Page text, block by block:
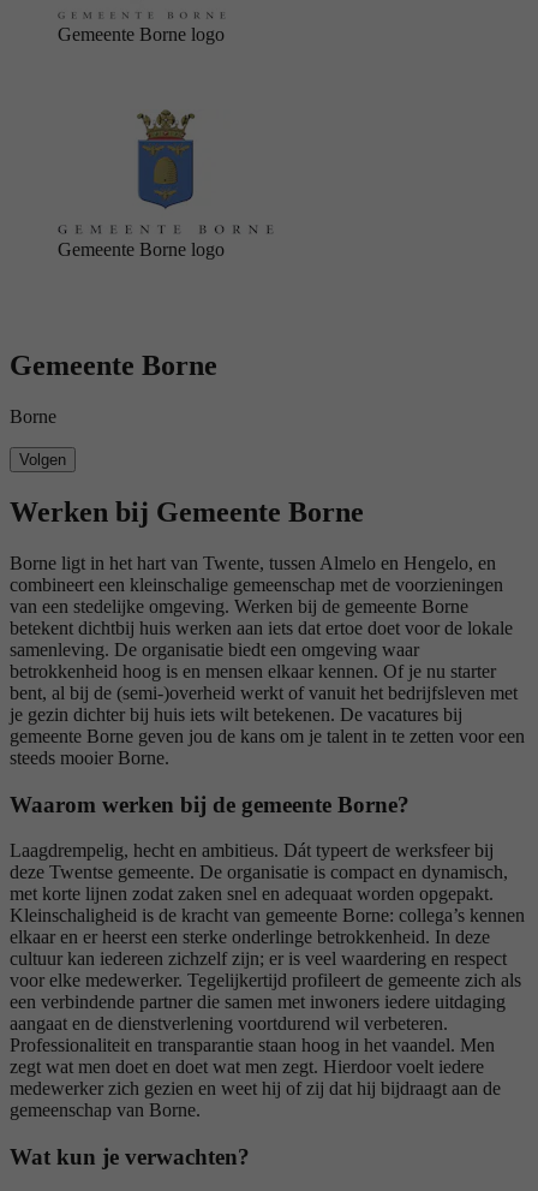
Gemeente Borne logo
Gemeente Borne logo
Gemeente Borne
Borne
Volgen
Werken bij Gemeente Borne
Borne ligt in het hart van Twente, tussen Almelo en Hengelo, en
combineert een kleinschalige gemeenschap met de voorzieningen
van een stedelijke omgeving. Werken bij de gemeente Borne
betekent dichtbij huis werken aan iets dat ertoe doet voor de lokale
samenleving. De organisatie biedt een omgeving waar
betrokkenheid hoog is en mensen elkaar kennen. Of je nu starter
bent, al bij de (semi-)overheid werkt of vanuit het bedrijfsleven met
je gezin dichter bij huis iets wilt betekenen. De vacatures bij
gemeente Borne geven jou de kans om je talent in te zetten voor een
steeds mooier Borne.
Waarom werken bij de gemeente Borne?
Laagdrempelig, hecht en ambitieus. Dát typeert de werksfeer bij
deze Twentse gemeente. De organisatie is compact en dynamisch,
met korte lijnen zodat zaken snel en adequaat worden opgepakt.
Kleinschaligheid is de kracht van gemeente Borne: collega’s kennen
elkaar en er heerst een sterke onderlinge betrokkenheid. In deze
cultuur kan iedereen zichzelf zijn; er is veel waardering en respect
voor elke medewerker. Tegelijkertijd profileert de gemeente zich als
een verbindende partner die samen met inwoners iedere uitdaging
aangaat en de dienstverlening voortdurend wil verbeteren.
Professionaliteit en transparantie staan hoog in het vaandel. Men
zegt wat men doet en doet wat men zegt. Hierdoor voelt iedere
medewerker zich gezien en weet hij of zij dat hij bijdraagt aan de
gemeenschap van Borne.
Wat kun je verwachten?